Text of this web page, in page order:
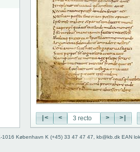
|< < > >|
1016 København K (+45) 33 47 47 47, kb@kb.dk EAN